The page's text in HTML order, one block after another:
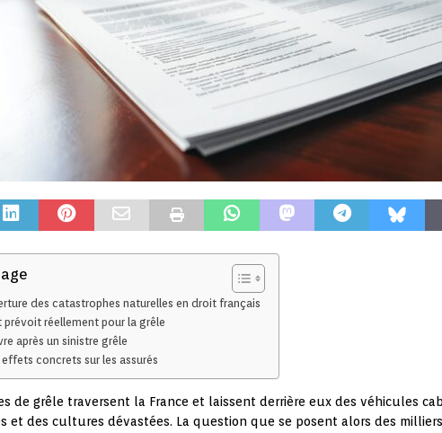
des catastrophes naturelles en droit français
réellement pour la grêle
après un sinistre grêle
concrets sur les assurés
de grêle traversent la France et laissent derrière eux des véhicules
et des cultures dévastées. La question que se posent alors des